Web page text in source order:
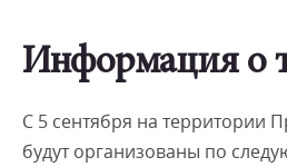
Информация о
С 5 сентября на территории
будут организованы по